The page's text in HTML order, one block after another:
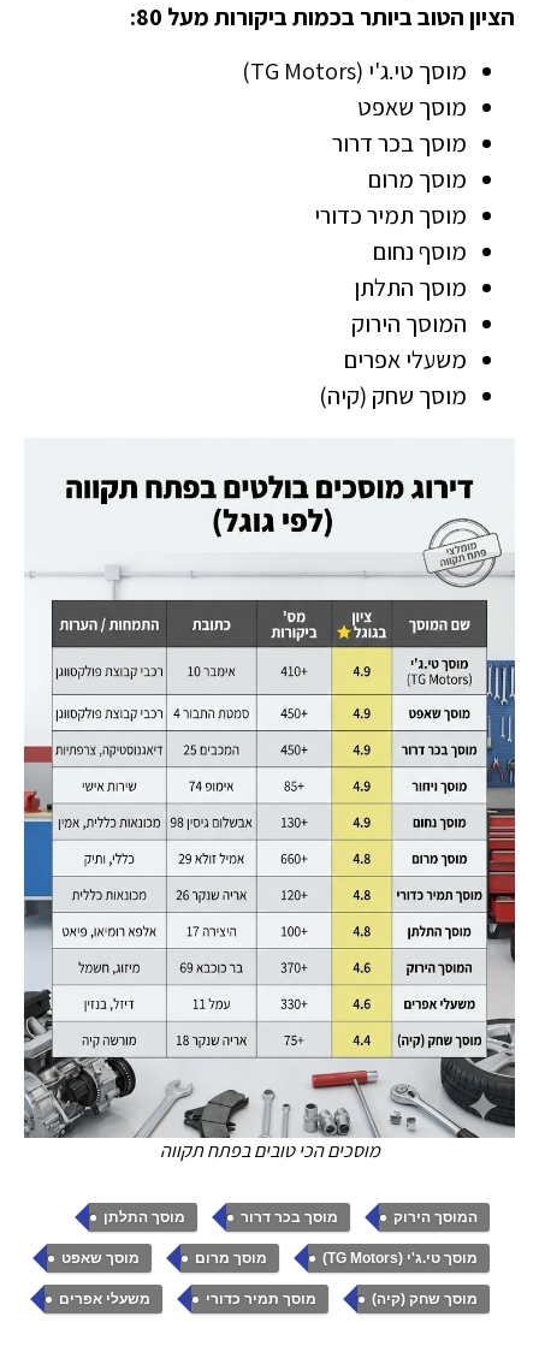
הציון הטוב ביותר בכמות ביקורות מעל 80:
מוסך טי.ג'י (TG Motors)
מוסך שאפט
מוסך בכר דרור
מוסך מרום
מוסך תמיר כדורי
מוסף נחום
מוסך התלתן
המוסך הירוק
משעלי אפרים
מוסך שחק (קיה)
מוסכים הכי טובים בפתח תקווה
המוסך הירוק , מוסך בכר דרור , מוסך התלתן ,
מוסך טי.ג'י (TG Motors) , מוסך מרום , מוסך שאפט ,
מוסך שחק (קיה) , מוסך תמיר כדורי , משעלי אפרים